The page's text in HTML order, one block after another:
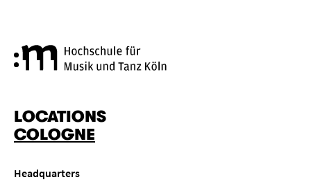
LOCATIONS
COLOGNE
Headquarters